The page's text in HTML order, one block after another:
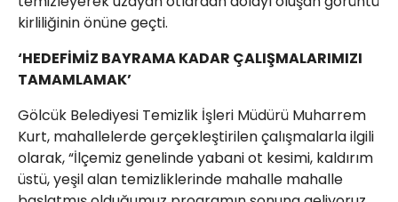
kirliliğinin önüne geçti.
‘HEDEFİMİZ BAYRAMA KADAR ÇALIŞMALARIMIZI
TAMAMLAMAK’
Gölcük Belediyesi Temizlik İşleri Müdürü Muharrem
Kurt, mahallelerde gerçekleştirilen çalışmalarla ilgili
olarak, “İlçemiz genelinde yabani ot kesimi, kaldırım
üstü, yeşil alan temizliklerinde mahalle mahalle